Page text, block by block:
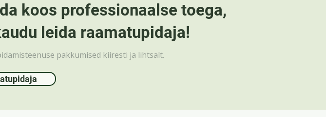
koos professionaalse toega,
leida raamatupidaja!
pakkumised kiiresti ja lihtsalt.